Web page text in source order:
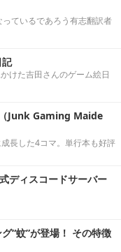
ているであろう有志翻訳者
けた吉田さんのゲーム絵日
（Junk Gaming Maide
長した4コマ。単行本も好評
ディスコードサーバー
“蚊”が登場！ その特徴